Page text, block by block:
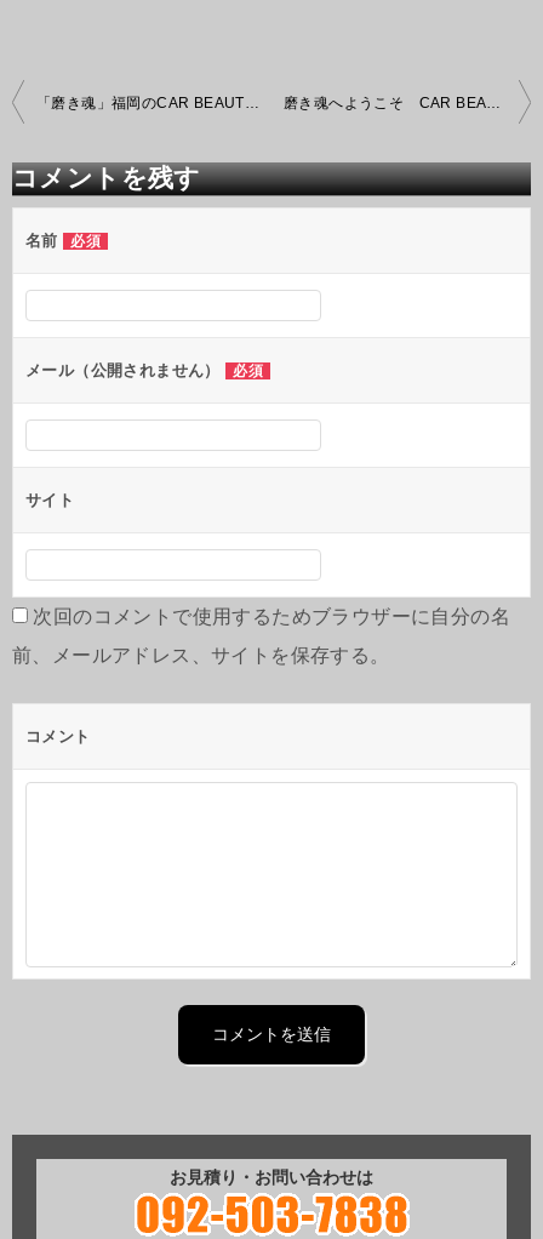
投
稿
ビ
ゲ
ー
シ
ン
コメントを残す
名前 必須
メール（公開されません） 必須
サイト
次回のコメントで使用するためブラウザーに自分の名
前、メールアドレス、サイトを保存する。
コメント
お見積り・お問い合わせは